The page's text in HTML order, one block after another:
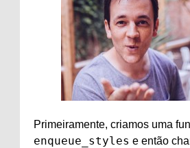
Primeiramente, criamos uma
enqueue_styles e então